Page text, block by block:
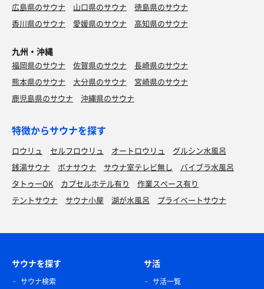
広島県のサウナ
山口県のサウナ
徳島県のサウナ
香川県のサウナ
愛媛県のサウナ 高知県のサウナ
九州・沖縄
福岡県のサウナ 佐賀県のサウナ
長崎県のサウナ
熊本県のサウナ
大分県のサウナ
宮崎県のサウナ
鹿児島県のサウナ
沖縄県のサウナ
特徴からサウナを探す
ロウリュ セルフロウリュ オートロウリュ
グルシン水風呂
銭湯サウナ
ボナサウナ サウナ室テレビ無し
バイブラ水風呂
タトゥーOK
カプセルホテル有り
作業スペース有り
テントサウナ
サウナ小屋 湖が水風呂 プライベートサウナ
サウナを探す
サウナ検索
サ活
サ活一覧